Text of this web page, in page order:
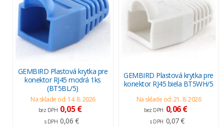
GEMBIRD Plastová krytka pre
konektor RJ45 modrá 1ks
(BT5BL/5)
Na sklade od: 14. 8. 2026
bez DPH 0,05 €
s DPH 0,06 €
GEMBIRD Plastová krytka pre
konektor RJ45 biela BT5WH/5
Na sklade od: 21. 8. 2026
bez DPH 0,06 €
s DPH 0,07 €